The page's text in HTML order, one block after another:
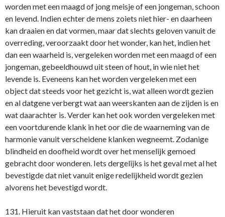
worden met een maagd of jong meisje of een jongeman, schoon
en levend. Indien echter de mens zoiets niet hier- en daarheen
kan draaien en dat vormen, maar dat slechts geloven vanuit de
overreding, veroorzaakt door het wonder, kan het, indien het
dan een waarheid is, vergeleken worden met een maagd of een
jongeman, gebeeldhouwd uit steen of hout, in wie niet het
levende is. Eveneens kan het worden vergeleken met een
object dat steeds voor het gezicht is, wat alleen wordt gezien
en al datgene verbergt wat aan weerskanten aan de zijden is en
wat daarachter is. Verder kan het ook worden vergeleken met
een voortdurende klank in het oor die de waarneming van de
harmonie vanuit verscheidene klanken wegneemt. Zodanige
blindheid en doofheid wordt over het menselijk gemoed
gebracht door wonderen. Iets dergelijks is het geval met al het
bevestigde dat niet vanuit enige redelijkheid wordt gezien
alvorens het bevestigd wordt.
131. Hieruit kan vaststaan dat het door wonderen